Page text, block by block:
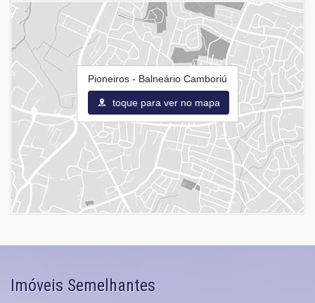
Pioneiros - Balneário Camboriú
toque para ver no mapa
Imóveis Semelhantes